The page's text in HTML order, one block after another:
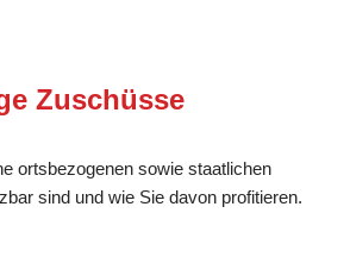
Zuschüsse
ortsbezogenen sowie staatlichen
sind und wie Sie davon profitieren.